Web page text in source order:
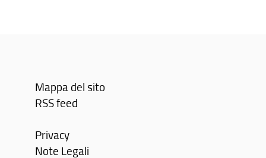
Mappa del sito
RSS feed
Privacy
Note Legali